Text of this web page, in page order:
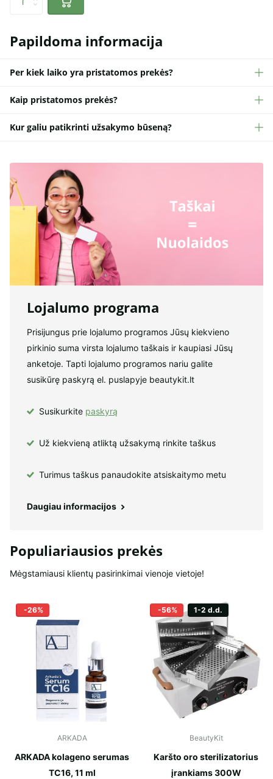
Papildoma informacija
Per kiek laiko yra pristatomos prekės?
Kaip pristatomos prekės?
Kur galiu patikrinti užsakymo būseną?
Lojalumo programa
Prisijungus prie lojalumo programos Jūsų kiekvieno
pirkinio suma virsta lojalumo taškais ir kaupiasi Jūsų
anketoje. Tapti lojalumo programos nariu galite
susikūrę paskyrą el. puslapyje beautykit.lt
Susikurkite paskyrą
Už kiekvieną atliktą užsakymą rinkite taškus
Turimus taškus panaudokite atsiskaitymo metu
Daugiau informacijos
Populiariausios prekės
Mėgstamiausi klientų pasirinkimai vienoje vietoje!
-26%
ARKADA
ARKADA kolageno serumas
TC16, 11 ml
-56% 1-2 d.d.
BeautyKit
Karšto oro sterilizatorius
įrankiams 300W